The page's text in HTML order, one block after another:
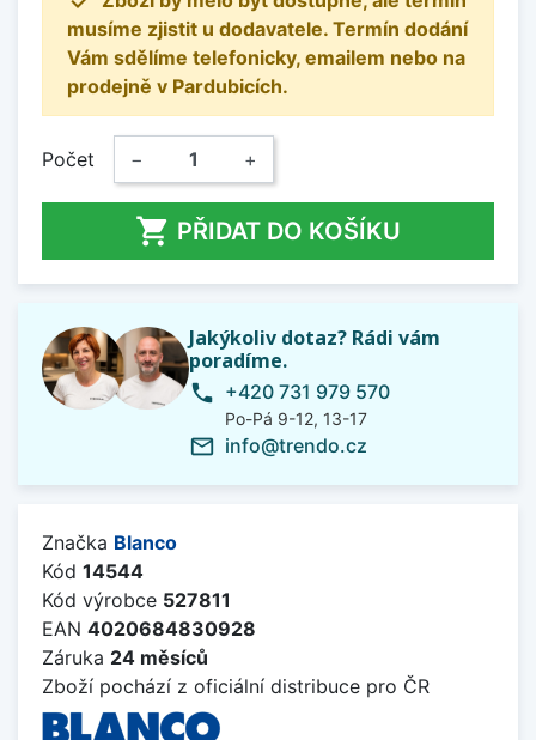
musíme zjistit u dodavatele. Termín dodání
Vám sdělíme telefonicky, emailem nebo na
prodejně v Pardubicích.
Počet − +
 PŘIDAT DO KOŠÍKU
Jakýkoliv dotaz? Rádi vám
poradíme.
phone +420 731 979 570
Po-Pá 9-12, 13-17
mail_outline info@trendo.cz
Značka Blanco
Kód 14544
Kód výrobce 527811
EAN 4020684830928
Záruka 24 měsíců
Zboží pochází z oficiální distribuce pro ČR